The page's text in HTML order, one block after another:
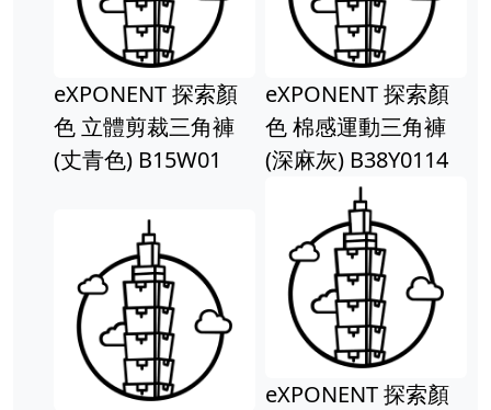
eXPONENT 探索顏
色 立體剪裁三角褲
(丈青色) B15W01
eXPONENT 探索顏
色 棉感運動三角褲
(深麻灰) B38Y0114
eXPONENT 探索顏